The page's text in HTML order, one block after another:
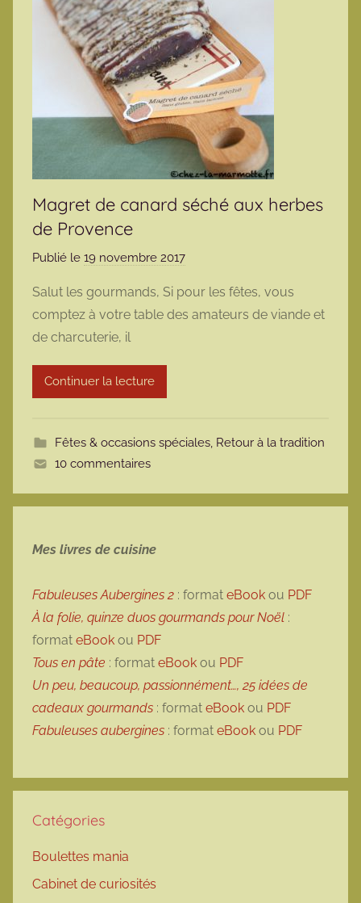
Magret de canard séché aux herbes
de Provence
Publié le 19 novembre 2017
r
m
t
Salut les gourmands, Si pour les fêtes, vous
comptez à votre table des amateurs de viande et
de charcuterie, il
Continuer la lecture
Fêtes & occasions spéciales, Retour à la tradition
10 commentaires
Mes livres de cuisine
Fabuleuses Aubergines 2 : format eBook ou PDF
À la folie, quinze duos gourmands pour Noël :
format eBook ou PDF
Tous en pâte : format eBook ou PDF
Un peu, beaucoup, passionnément…, 25 idées de
cadeaux gourmands : format eBook ou PDF
Fabuleuses aubergines : format eBook ou PDF
Catégories
Boulettes mania
Cabinet de curiosités